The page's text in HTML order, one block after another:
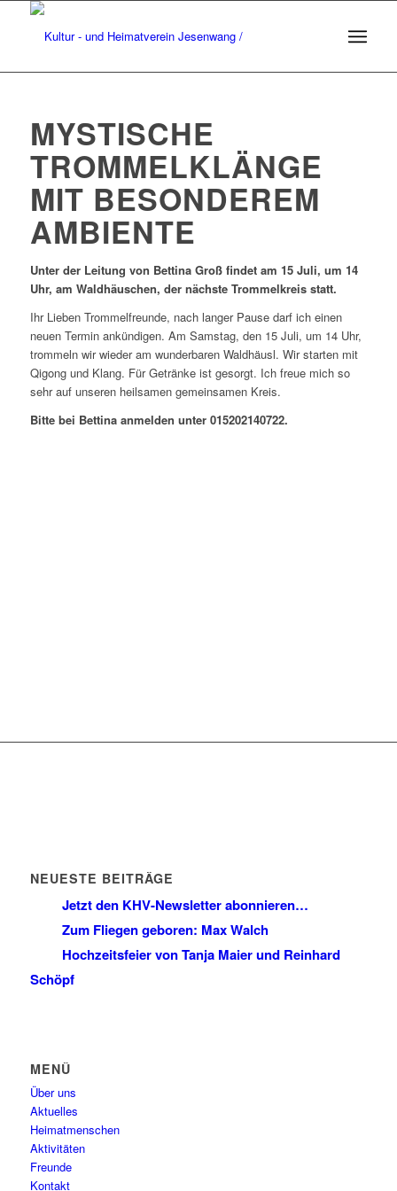
MYSTISCHE
TROMMELKLÄNGE
MIT BESONDEREM
AMBIENTE
Unter der Leitung von Bettina Groß findet am 15 Juli, um 14
Uhr, am Waldhäuschen, der nächste Trommelkreis statt.
Ihr Lieben Trommelfreunde, nach langer Pause darf ich einen
neuen Termin ankündigen. Am Samstag, den 15 Juli, um 14 Uhr,
trommeln wir wieder am wunderbaren Waldhäusl. Wir starten mit
Qigong und Klang. Für Getränke ist gesorgt. Ich freue mich so
sehr auf unseren heilsamen gemeinsamen Kreis.
Bitte bei Bettina anmelden unter 015202140722.
NEUESTE BEITRÄGE
Jetzt den KHV-Newsletter abonnieren…
Zum Fliegen geboren: Max Walch
Hochzeitsfeier von Tanja Maier und Reinhard
Schöpf
MENÜ
Über uns
Aktuelles
Heimatmenschen
Aktivitäten
Freunde
Kontakt